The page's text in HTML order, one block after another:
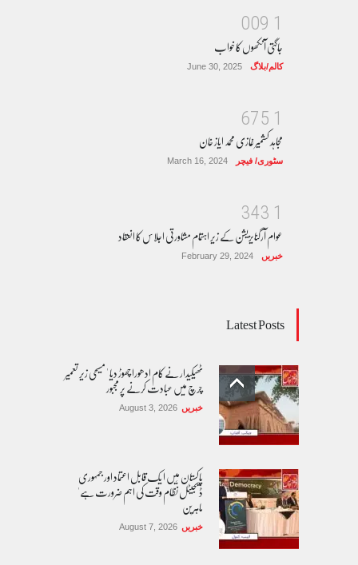
1
9
0
0
جاگتی آنکھوں کا خواب
کالم/بلاگ June 30, 2025
1
5
7
6
مجاہد کشمیر غازی محمد ایاز خان
سٹوری/ فیچر March 16, 2024
1
3
4
3
عوام آرگنایزیشن کے زیر اہتمام مشاورتی اجلاس کا انعقاد
خبریں February 29, 2024
Latest Posts
ٹھیکیدار نے کام ادھورا چھوڑ دیا ' مسیحی زیر تعمیر
چرچ میں عبادت کرنے پر مجبور
خبریں August 3, 2026
پاکستان مِیں ا یک قابل اعتماد اور جمہوری
ڈیجیٹل نظام وقت کی اہم ضرورت ہے'
ماہرین
خبریں August 7, 2026